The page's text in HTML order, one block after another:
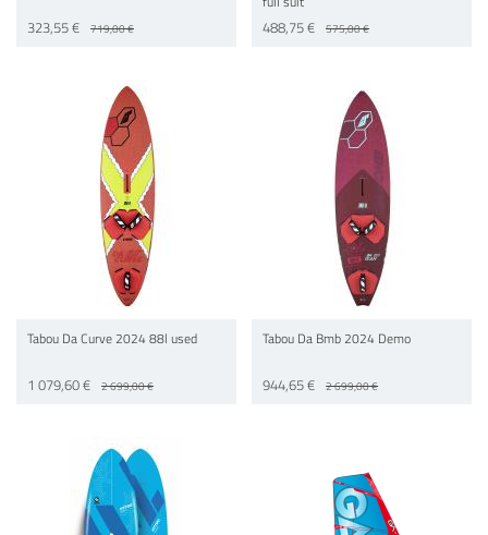
323,55 € 719,00 € 488,75 € 575,00 €
Tabou Da Curve 2024 88l used
1 079,60 € 2 699,00 €
Tabou Da Bmb 2024 Demo
944,65 € 2 699,00 €